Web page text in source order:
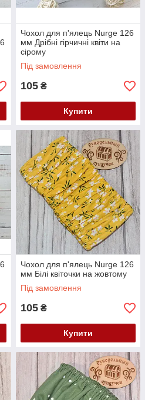
Чохол для п'ялець Nurge 126
мм Дрібні гірчичні квіти на
сірому
Під замовлення
105 ₴
Купити
Чохол для п'ялець Nurge 126
мм Білі квіточки на жовтому
Під замовлення
105 ₴
Купити